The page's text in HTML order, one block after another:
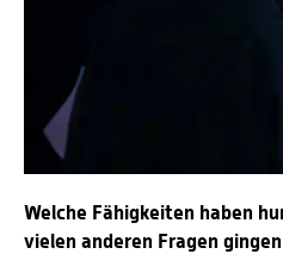
Welche Fähigkeiten haben
vielen anderen Fragen